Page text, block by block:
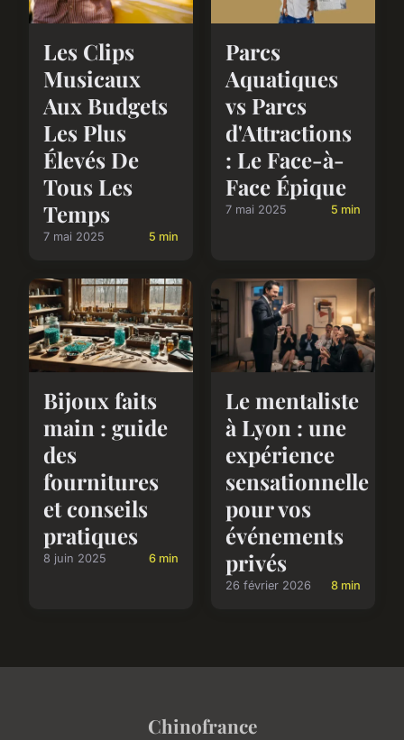
Les Clips
Musicaux
Aux Budgets
Les Plus
Élevés De
Tous Les
Temps
7 mai 2025 5 min
Parcs
Aquatiques
vs Parcs
d'Attractions
: Le Face-à-
Face Épique
7 mai 2025 5 min
Bijoux faits
main : guide
des
fournitures
et conseils
pratiques
8 juin 2025 6 min
Le mentaliste
à Lyon : une
expérience
sensationnelle
pour vos
événements
privés
26 février 2026 8 min
Chinofrance